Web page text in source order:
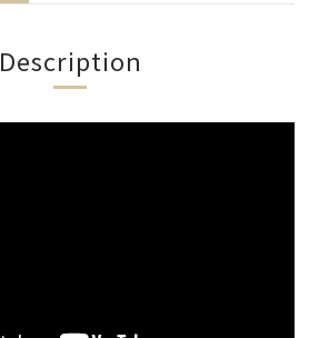
Description